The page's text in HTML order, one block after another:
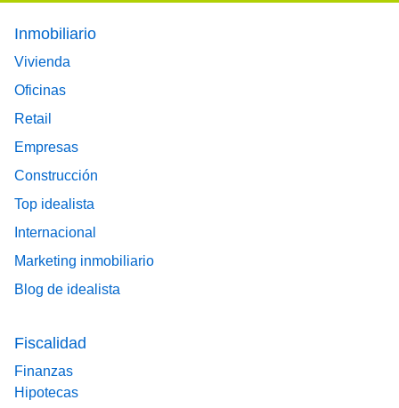
Footer main menu
Inmobiliario
Vivienda
Oficinas
Retail
Empresas
Construcción
Top idealista
Internacional
Marketing inmobiliario
Blog de idealista
Fiscalidad
Finanzas
Hipotecas